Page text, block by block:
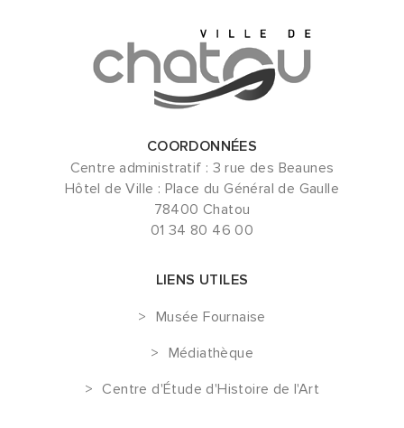
COORDONNÉES
Centre administratif : 3 rue des Beaunes
Hôtel de Ville : Place du Général de Gaulle
78400 Chatou
01 34 80 46 00
LIENS UTILES
Musée Fournaise
Médiathèque
Centre d'Étude d'Histoire de l'Art